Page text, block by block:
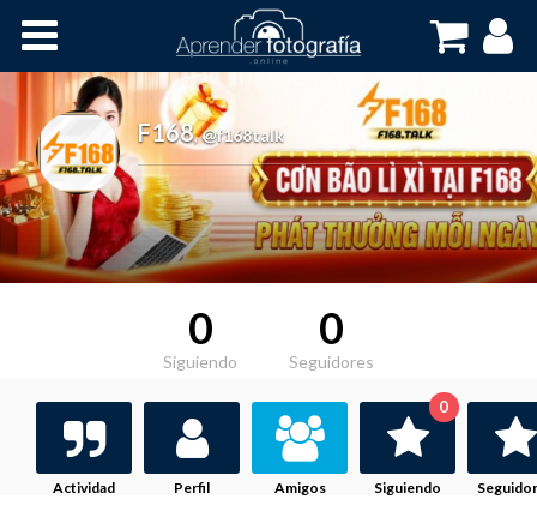
Cursos OnLine
F168,@f168talk
0
Siguiendo
0
Seguidores
Actividad Perfil Amigos Siguiendo
0